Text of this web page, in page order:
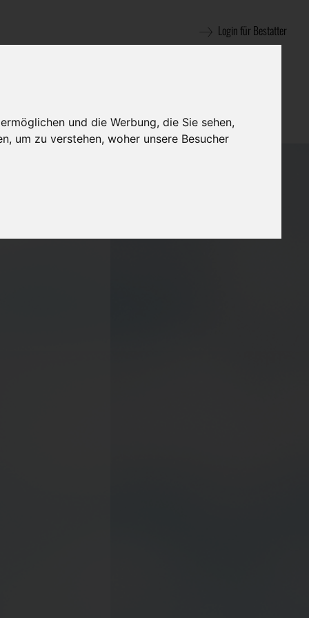
und die Werbung, die Sie sehen,
um zu verstehen, woher unsere Besucher
Login für Bestatter